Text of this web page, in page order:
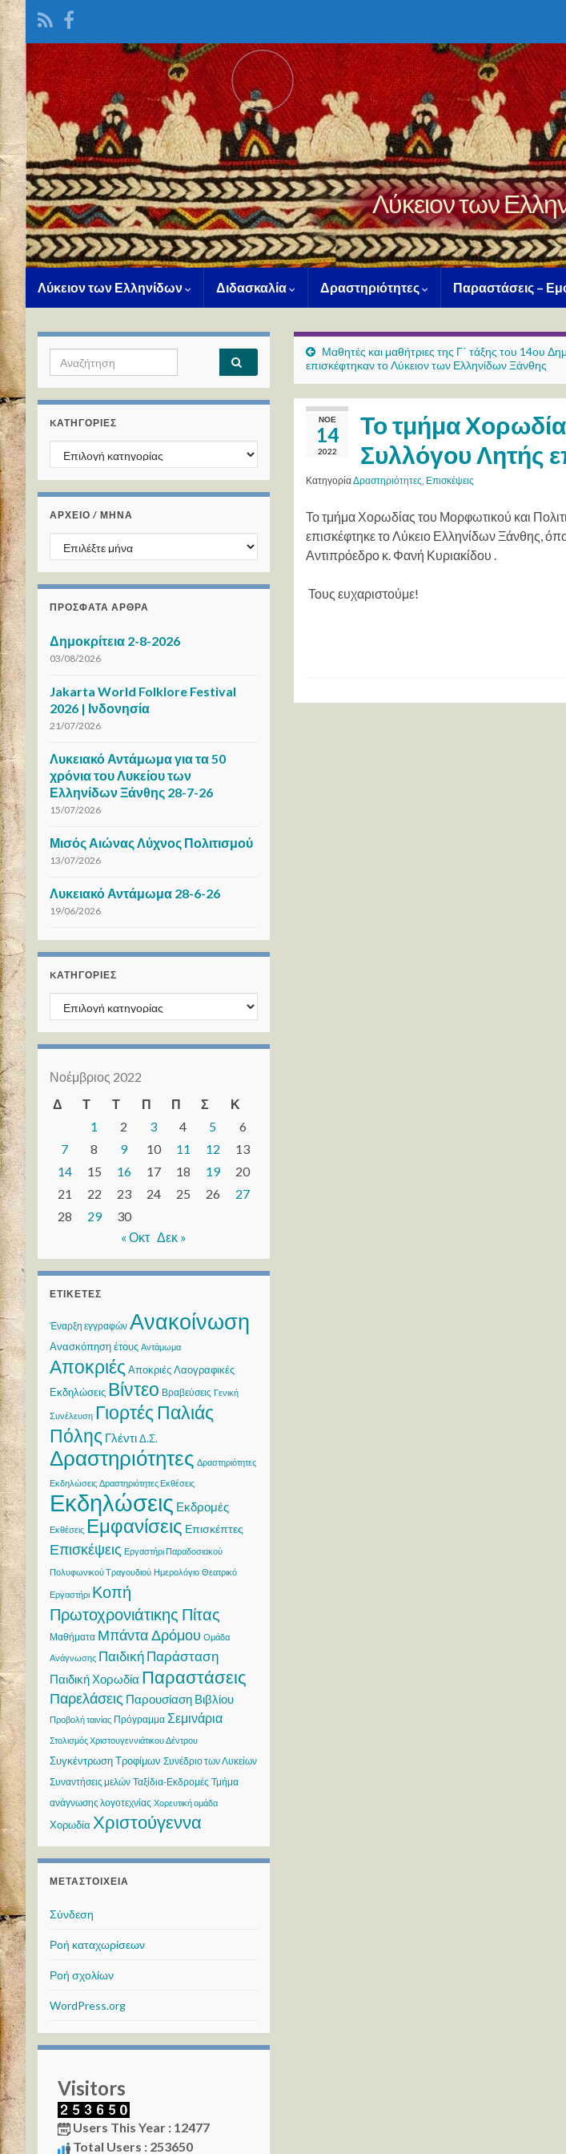
Λύκειον των
Λύκειον των Ελληνίδων Διδασκαλία Δραστηριότητες Παραστάσεις –
Μαθητές και μαθήτριες της Γ΄ τάξης του 14ου
επισκέφτηκαν το Λύκειον των Ελληνίδων Ξάνθης
ΝΟΈ
14
2022
Το τμήμα
Συλλόγου Λητής
ΚατηγορίαΔραστηριότητες, Επισκέψεις
Το τμήμα Χορωδίας του Μορφωτικού και
επισκέφτηκε το Λύκειο Ελληνίδων Ξάνθης,
Αντιπρόεδρο κ. Φανή Κυριακίδου .
Τους ευχαριστούμε!
Search for:
KΑΤΗΓΟΡΊΕΣ
Kατηγορίες
ΑΡΧΕΙΟ / ΜΗΝΑ
ΑΡΧΕΙΟ / ΜΗΝΑ
ΠΡΌΣΦΑΤΑ ΆΡΘΡΑ
Δημοκρίτεια 2-8-2026
03/08/2026
Jakarta World Folklore Festival
2026 | Ινδονησία
21/07/2026
Λυκειακό Αντάμωμα για τα 50
χρόνια του Λυκείου των
Ελληνίδων Ξάνθης 28-7-26
15/07/2026
Μισός Αιώνας Λύχνος Πολιτισμού
13/07/2026
Λυκειακό Αντάμωμα 28-6-26
19/06/2026
KΑΤΗΓΟΡΊΕΣ
Kατηγορίες
Νοέμβριος 2022
Δ
Τ Τ Π Π Σ
Κ
1
2 3 4 5
6
7
8 9 10 11 12
13
14
15 16 17 18 19
20
21
22 23 24 25 26
27
28
29
30
« Οκτ Δεκ »
ΕΤΙΚΈΤΕΣ
Έναρξη εγγραφών Ανακοίνωση
Ανασκόπηση έτους Αντάμωμα
Αποκριές Αποκριές Λαογραφικές
Εκδηλώσεις Βίντεο Βραβεύσεις Γενική
Συνέλευση Γιορτές Παλιάς
Πόλης ΓλέντιΔ.Σ.
Δραστηριότητες Δραστηριότητες
Εκδηλώσεις Δραστηριότητες Εκθέσεις
Εκδηλώσεις Εκδρομές
Εκθέσεις Εμφανίσεις Επισκέπτες
Επισκέψεις Εργαστήρι Παραδοσιακού
Πολυφωνικού Τραγουδιού Ημερολόγιο Θεατρικό
Εργαστήρι Κοπή
Πρωτοχρονιάτικης Πίτας
Μαθήματα Μπάντα Δρόμου Ομάδα
Ανάγνωσης Παιδική Παράσταση
Παιδική Χορωδία Παραστάσεις
Παρελάσεις Παρουσίαση Βιβλίου
Προβολή ταινίας Πρόγραμμα Σεμινάρια
Στολισμός Χριστουγεννιάτικου Δέντρου
Συγκέντρωση Τροφίμων Συνέδριο των Λυκείων
Συναντήσεις μελών Ταξίδια-Εκδρομές Τμήμα
ανάγνωσης λογοτεχνίας Χορευτική ομάδα
Χορωδία Χριστούγεννα
ΜΕΤΑΣΤΟΙΧΕΊΑ
Σύνδεση
Ροή καταχωρίσεων
Ροή σχολίων
WordPress.org
Visitors
Users This Year : 12477
Total Users : 253650